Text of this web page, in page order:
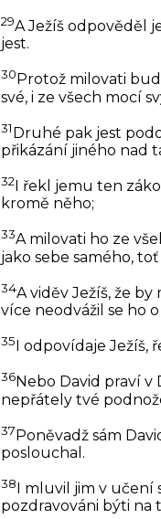
29A Ježíš odpověděl
jest.
30 Protož milovati
své, i ze všech mocí
31Druhé pak jest
přikázání jiného nad
32
I řekl jemu ten
kromě něho;
33A milovati ho ze
jako sebe samého,
34A viděv Ježíš, že
více neodvážil se ho
35 I odpovídaje Ježíš,
36Nebo David praví v
nepřátely tvé
37Poněvadž sám
poslouchal.
38 I mluvil jim v učení
pozdravováni býti na